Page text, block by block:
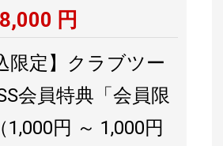
円
限定】クラブツー
会員特典「会員限
1,000円 ～ 1,000円